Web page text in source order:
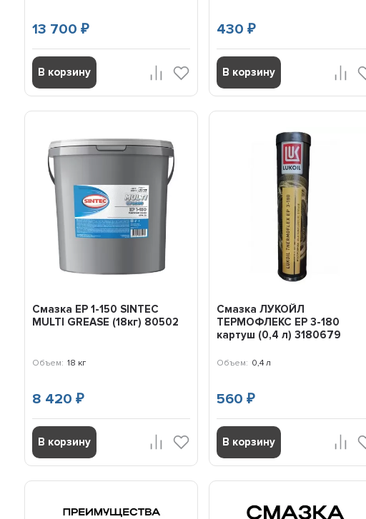
13 700₽
В корзину
430₽
В корзину
Смазка EP 1-150 SINTEC
MULTI GREASE (18кг) 80502
Объем: 18 кг
8 420₽
В корзину
Смазка ЛУКОЙЛ
ТЕРМОФЛЕКС EP 3-180
картуш (0,4 л) 3180679
Объем: 0,4 л
560₽
В корзину